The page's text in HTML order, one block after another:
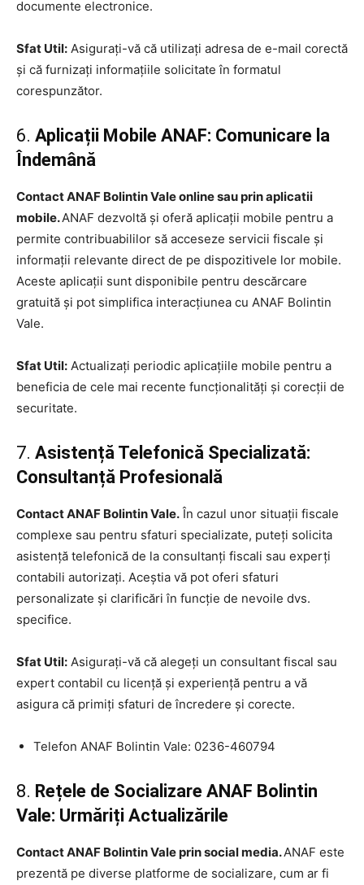
documente electronice.
Sfat Util: Asigurați-vă că utilizați adresa de e-mail corectă
și că furnizați informațiile solicitate în formatul
corespunzător.
6. Aplicații Mobile ANAF: Comunicare la
Îndemână
Contact ANAF Bolintin Vale online sau prin aplicatii
mobile.ANAF dezvoltă și oferă aplicații mobile pentru a
permite contribuabililor să acceseze servicii fiscale și
informații relevante direct de pe dispozitivele lor mobile.
Aceste aplicații sunt disponibile pentru descărcare
gratuită și pot simplifica interacțiunea cu ANAF Bolintin
Vale.
Sfat Util: Actualizați periodic aplicațiile mobile pentru a
beneficia de cele mai recente funcționalități și corecții de
securitate.
7. Asistență Telefonică Specializată:
Consultanță Profesională
Contact ANAF Bolintin Vale. În cazul unor situații fiscale
complexe sau pentru sfaturi specializate, puteți solicita
asistență telefonică de la consultanți fiscali sau experți
contabili autorizați. Aceștia vă pot oferi sfaturi
personalizate și clarificări în funcție de nevoile dvs.
specifice.
Sfat Util: Asigurați-vă că alegeți un consultant fiscal sau
expert contabil cu licență și experiență pentru a vă
asigura că primiți sfaturi de încredere și corecte.
Telefon ANAF Bolintin Vale: 0236-460794
8. Rețele de Socializare ANAF Bolintin
Vale: Urmăriți Actualizările
Contact ANAF Bolintin Vale prin social media.ANAF este
prezentă pe diverse platforme de socializare, cum ar fi